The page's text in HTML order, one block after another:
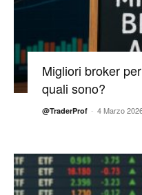
Migliori broker
quali sono?
@TraderProf - 4 Marzo